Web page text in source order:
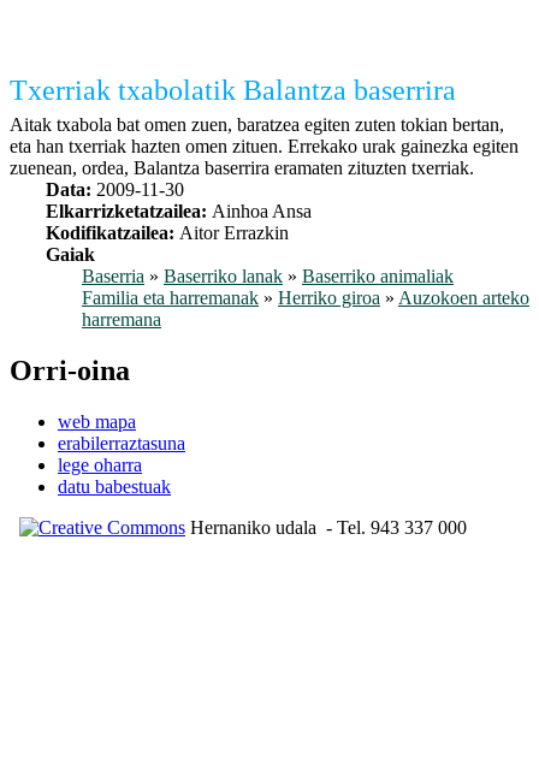
Txerriak txabolatik Balantza baserrira
Aitak txabola bat omen zuen, baratzea egiten zuten tokian bertan,
eta han txerriak hazten omen zituen. Errekako urak gainezka egiten
zuenean, ordea, Balantza baserrira eramaten zituzten txerriak.
Data: 2009-11-30
Elkarrizketatzailea: Ainhoa Ansa
Kodifikatzailea: Aitor Errazkin
Gaiak
Baserria » Baserriko lanak » Baserriko animaliak
Familia eta harremanak » Herriko giroa » Auzokoen arteko
harremana
Orri-oina
web mapa
erabilerraztasuna
lege oharra
datu babestuak
Hernaniko udala - Tel. 943 337 000